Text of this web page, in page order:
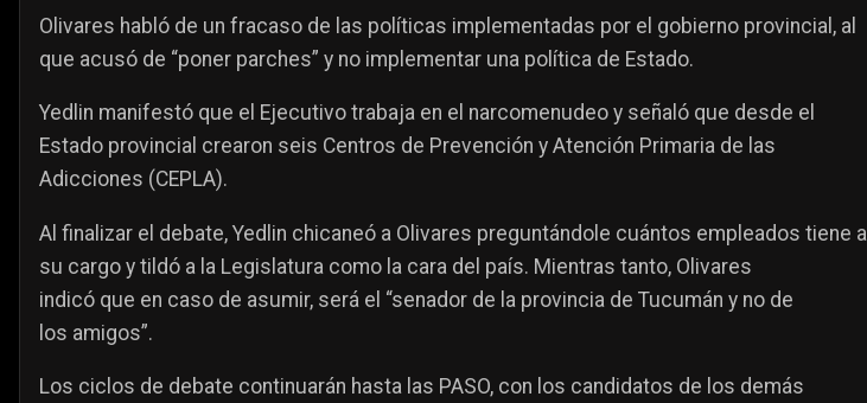
Olivares habló de un fracaso de las políticas implementadas por el gobierno provincial, al
que acusó de “poner parches” y no implementar una política de Estado.
Yedlin manifestó que el Ejecutivo trabaja en el narcomenudeo y señaló que desde el
Estado provincial crearon seis Centros de Prevención y Atención Primaria de las
Adicciones (CEPLA).
Al finalizar el debate, Yedlin chicaneó a Olivares preguntándole cuántos empleados tiene a
su cargo y tildó a la Legislatura como la cara del país. Mientras tanto, Olivares
indicó que en caso de asumir, será el “senador de la provincia de Tucumán y no de
los amigos”.
Los ciclos de debate continuarán hasta las PASO, con los candidatos de los demás